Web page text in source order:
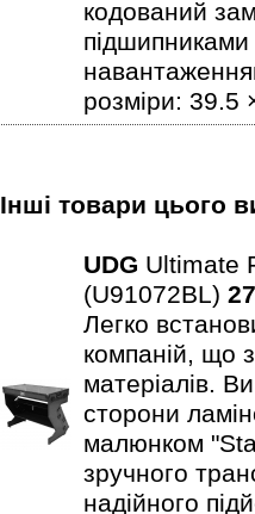
кодований
розміри: 39.5
Інші товари цього
UDG Ultimate
(U91072BL)
Легко
компаній, що
матеріалів.
сторони
малюнком
зручного
надійного